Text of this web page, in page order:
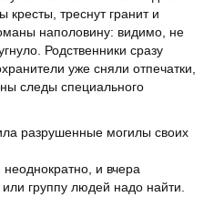
кресты, треснут гранит и
наполовину: видимо, не
Родственники сразу
уже сняли отпечатки,
следы специального
разрушенные могилы своих
и вчера
группу людей надо найти.